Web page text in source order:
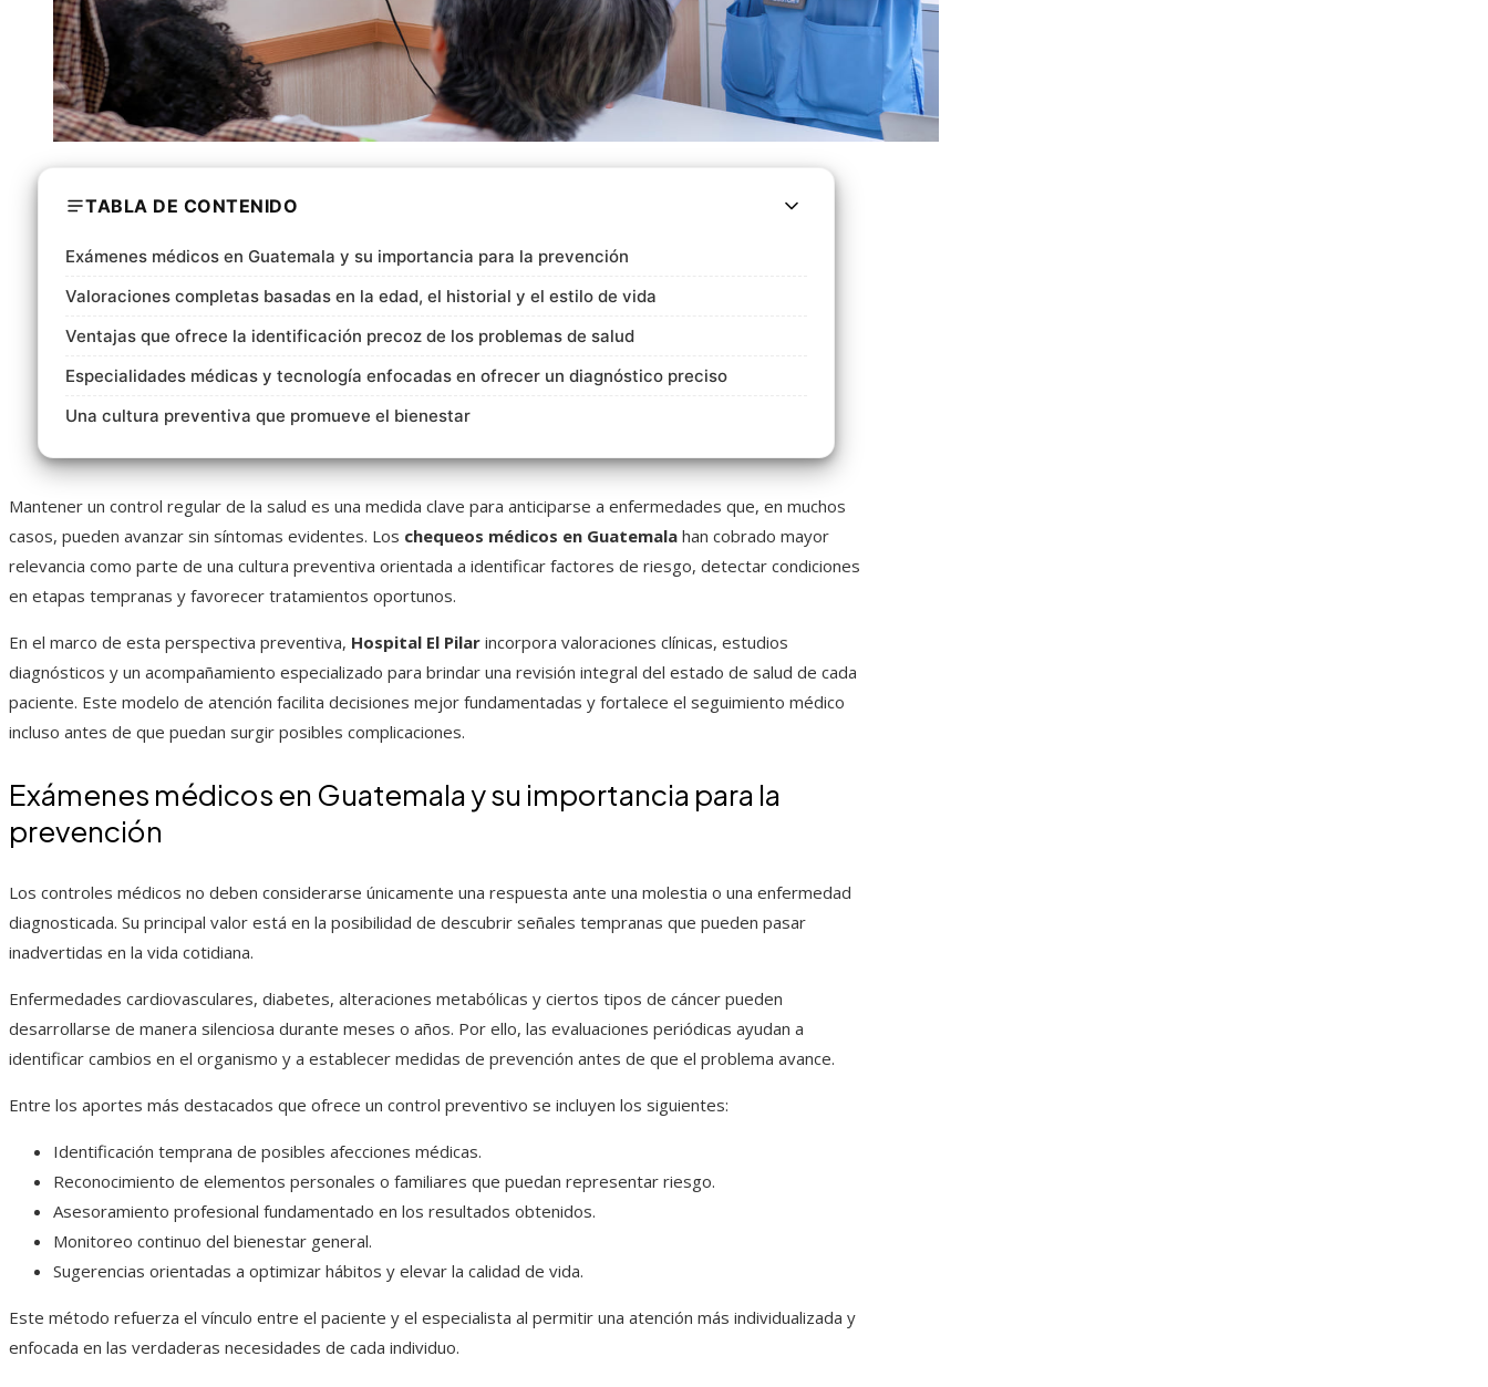
TABLA DE CONTENIDO
Exámenes médicos en Guatemala y su importancia para la prevención
Valoraciones completas basadas en la edad, el historial y el estilo de vida
Ventajas que ofrece la identificación precoz de los problemas de salud
Especialidades médicas y tecnología enfocadas en ofrecer un diagnóstico preciso
Una cultura preventiva que promueve el bienestar
Mantener un control regular de la salud es una medida clave para anticiparse a enfermedades que, en muchos
casos, pueden avanzar sin síntomas evidentes. Los chequeos médicos en Guatemala han cobrado mayor
relevancia como parte de una cultura preventiva orientada a identificar factores de riesgo, detectar condiciones
en etapas tempranas y favorecer tratamientos oportunos.
En el marco de esta perspectiva preventiva, Hospital El Pilar incorpora valoraciones clínicas, estudios
diagnósticos y un acompañamiento especializado para brindar una revisión integral del estado de salud de cada
paciente. Este modelo de atención facilita decisiones mejor fundamentadas y fortalece el seguimiento médico
incluso antes de que puedan surgir posibles complicaciones.
Exámenes médicos en Guatemala y su importancia para la
prevención
Los controles médicos no deben considerarse únicamente una respuesta ante una molestia o una enfermedad
diagnosticada. Su principal valor está en la posibilidad de descubrir señales tempranas que pueden pasar
inadvertidas en la vida cotidiana.
Enfermedades cardiovasculares, diabetes, alteraciones metabólicas y ciertos tipos de cáncer pueden
desarrollarse de manera silenciosa durante meses o años. Por ello, las evaluaciones periódicas ayudan a
identificar cambios en el organismo y a establecer medidas de prevención antes de que el problema avance.
Entre los aportes más destacados que ofrece un control preventivo se incluyen los siguientes:
Identificación temprana de posibles afecciones médicas.
Reconocimiento de elementos personales o familiares que puedan representar riesgo.
Asesoramiento profesional fundamentado en los resultados obtenidos.
Monitoreo continuo del bienestar general.
Sugerencias orientadas a optimizar hábitos y elevar la calidad de vida.
Este método refuerza el vínculo entre el paciente y el especialista al permitir una atención más individualizada y
enfocada en las verdaderas necesidades de cada individuo.